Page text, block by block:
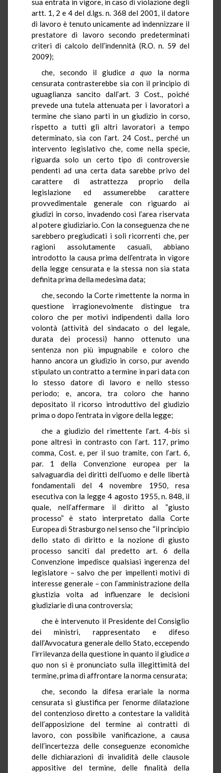
sua entrata in vigore, in caso di violazione degli
artt. 1, 2 e 4 del d.lgs. n. 368 del 2001, il datore
di lavoro è tenuto unicamente ad indennizzare il
prestatore di lavoro secondo predeterminati
criteri di calcolo dell’indennità (R.O. n. 59 del
2009);
che, secondo il giudicea quo la norma
censurata contrasterebbe sia con il principio di
uguaglianza sancito dall’art. 3 Cost., poiché
prevede una tutela attenuata per i lavoratori a
termine che siano parti in un giudizio in corso,
rispetto a tutti gli altri lavoratori a tempo
determinato, sia con l’art. 24 Cost., perché un
intervento legislativo che, come nella specie,
riguarda solo un certo tipo di controversie
pendenti ad una certa data sarebbe privo del
carattere di astrattezza proprio della
legislazione ed assumerebbe carattere
provvedimentale generale con riguardo ai
giudizi in corso, invadendo così l’area riservata
al potere giudiziario. Con la conseguenza che ne
sarebbero pregiudicati i soli ricorrenti che, per
ragioni assolutamente casuali, abbiano
introdotto la causa prima dell’entrata in vigore
della legge censurata e la stessa non sia stata
definita prima della medesima data;
che, secondo la Corte rimettente la norma in
questione irragionevolmente distingue tra
coloro che per motivi indipendenti dalla loro
volontà (attività del sindacato o del legale,
durata dei processi) hanno ottenuto una
sentenza non più impugnabile e coloro che
hanno ancora un giudizio in corso, pur avendo
stipulato un contratto a termine in pari data con
lo stesso datore di lavoro e nello stesso
periodo; e, ancora, tra coloro che hanno
depositato il ricorso introduttivo del giudizio
prima o dopo l’entrata in vigore della legge;
che a giudizio del rimettente l’art. 4-bissi
pone altresì in contrasto con l’art. 117, primo
comma, Cost. e, per il suo tramite, con l’art. 6,
par. 1 della Convenzione europea per la
salvaguardia dei diritti dell’uomo e delle libertà
fondamentali del 4 novembre 1950, resa
esecutiva con la legge 4 agosto 1955, n. 848, il
quale, nell’affermare il diritto al “giusto
processo” è stato interpretato dalla Corte
Europea di Strasburgo nel senso che “il principio
dello stato di diritto e la nozione di giusto
processo sanciti dal predetto art. 6 della
Convenzione impedisce qualsiasi ingerenza del
legislatore – salvo che per impellenti motivi di
interesse generale – con l’amministrazione della
giustizia volta ad influenzare le decisioni
giudiziarie di una controversia;
che è intervenuto il Presidente del Consiglio
dei ministri, rappresentato e difeso
dall’Avvocatura generale dello Stato, eccependo
l’irrilevanza della questione in quanto il giudicea
quo non si è pronunciato sulla illegittimità del
termine, prima di affrontare la norma censurata;
che, secondo la difesa erariale la norma
censurata si giustifica per l’enorme dilatazione
del contenzioso diretto a contestare la validità
dell’apposizione del termine ai contratti di
lavoro, con possibile vanificazione, a causa
dell’incertezza delle conseguenze economiche
delle dichiarazioni di invalidità delle clausole
appositive del termine, delle finalità della